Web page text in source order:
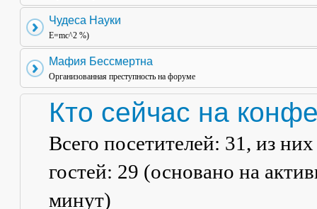
Чудеса Науки
E=mc^2 %)
Мафия Бессмертна
Организованная преступность на форуме
Кто сейчас на
Всего посетителей: 31 , из
гостей: 29 (основано на
минут)